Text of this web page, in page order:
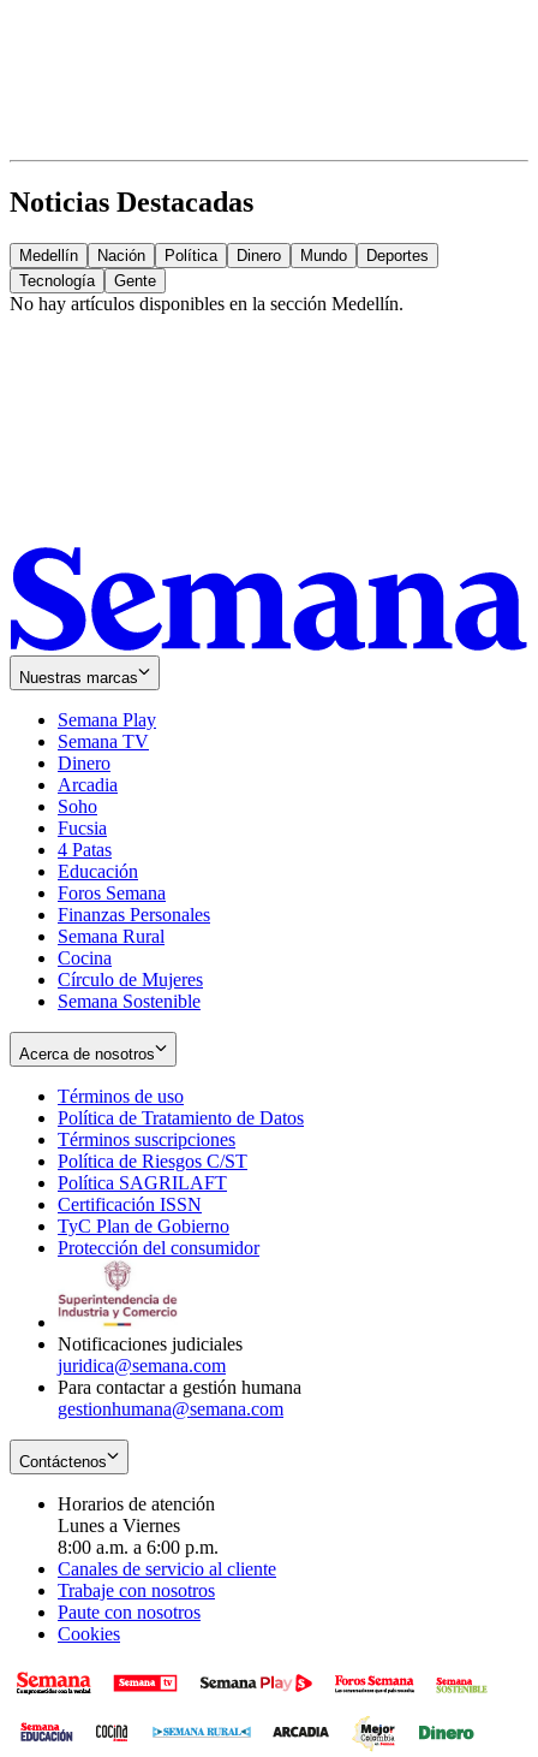
Noticias Destacadas
Medellín Nación Política Dinero Mundo
Deportes
Tecnología
Gente
No hay artículos disponibles en la sección Medellín.
Nuestras marcas
Semana Play
Semana TV
Dinero
Arcadia
Soho
in
new
window
Fucsia
in
new
window
4 Patas
Educación
Foros Semana
Finanzas Personales
Semana Rural
Cocina
Círculo de Mujeres
Semana Sostenible
Acerca de nosotros
Términos de uso
in
new
window
Política de Tratamiento de Datos
Términos suscripciones
in
Política de Riesgos C/ST
Política SAGRILAFT
new
window
Certificación ISSN
in
new
TyC Plan de Gobierno
in
Protección del consumidorOpens
Notificaciones judiciales
juridica@semana.com
Para contactar a gestión humana
gestionhumana@semana.com
Contáctenos
Horarios de atención
Lunes a Viernes
8:00 a.m. a 6:00 p.m.
Canales de servicio al cliente
Trabaje con nosotros
Paute con nosotros
Cookies